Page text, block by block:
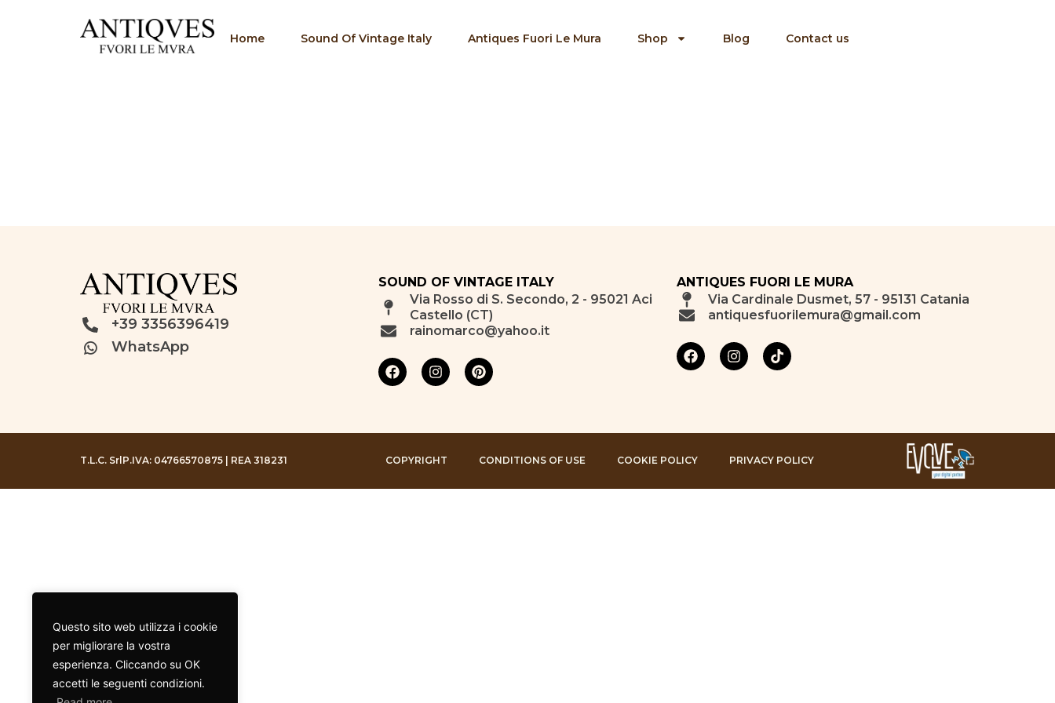
Questo sito web utilizza i cookie
per migliorare la vostra
esperienza. Cliccando su OK
accetti le seguenti condizioni.
Home Sound Of Vintage Italy Antiques Fuori Le Mura Shop Blog Contact us
+39 3356396419
WhatsApp
SOUND OF VINTAGE ITALY
Via Rosso di S. Secondo, 2 - 95021 Aci
Castello (CT)
rainomarco@yahoo.it
ANTIQUES FUORI LE MURA
Via Cardinale Dusmet, 57 - 95131 Catania
antiquesfuorilemura@gmail.com
T.L.C. Srl P.IVA: 04766570875 | REA 318231 COPYRIGHT CONDITIONS OF USE COOKIE POLICY PRIVACY POLICY